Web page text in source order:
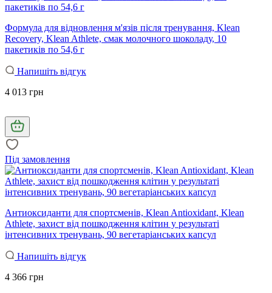
Формула для відновлення м'язів після тренування, Klean
Recovery, Klean Athlete, смак молочного шоколаду, 10
пакетиків по 54,6 г
Напишіть відгук
4 013 грн
Під замовлення
Антиоксиданти для спортсменів, Klean Antioxidant, Klean
Athlete, захист від пошкодження клітин у результаті
інтенсивних тренувань, 90 вегетаріанських капсул
Напишіть відгук
4 366 грн